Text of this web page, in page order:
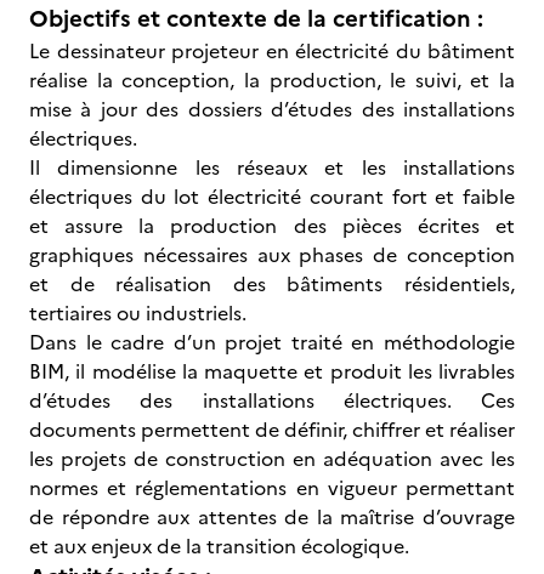
Objectifs et contexte de la certification :
Le dessinateur projeteur en électricité du bâtiment
réalise la conception, la production, le suivi, et la
mise à jour des dossiers d’études des installations
électriques.
Il dimensionne les réseaux et les installations
électriques du lot électricité courant fort et faible
et assure la production des pièces écrites et
graphiques nécessaires aux phases de conception
et de réalisation des bâtiments résidentiels,
tertiaires ou industriels.
Dans le cadre d’un projet traité en méthodologie
BIM, il modélise la maquette et produit les livrables
d’études des installations électriques. Ces
documents permettent de définir, chiffrer et réaliser
les projets de construction en adéquation avec les
normes et réglementations en vigueur permettant
de répondre aux attentes de la maîtrise d’ouvrage
et aux enjeux de la transition écologique.